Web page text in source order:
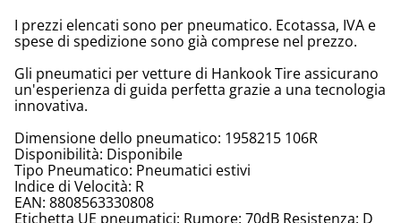
I prezzi elencati sono per pneumatico. Ecotassa, IVA e
spese di spedizione sono già comprese nel prezzo.
Gli pneumatici per vetture di Hankook Tire assicurano
un'esperienza di guida perfetta grazie a una tecnologia
innovativa.
Dimensione dello pneumatico: 1958215 106R
Disponibilità: Disponibile
Tipo Pneumatico: Pneumatici estivi
Indice di Velocità: R
EAN: 8808563330808
Etichetta UE pneumatici: Rumore: 70dB Resistenza: D